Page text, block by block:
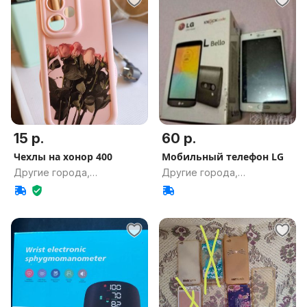
15 р.
Чехлы на хонор 400
Другие города,
Гомельская обл.
60 р.
Мобильный телефон LG
Другие города,
Гомельская обл.